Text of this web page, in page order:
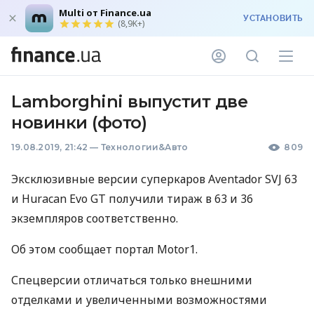
Multi от Finance.ua
(8,9K+) УСТАНОВИТЬ
Lamborghini выпустит две
новинки (фото)
19.08.2019, 21:42 — Технологии&Авто 809
Эксклюзивные версии суперкаров AventadorSVJ 63
и Huracan Evo GT получили тираж в 63 и 36
экземпляров соответственно.
Об этом сообщает портал Motor1.
Спецверсии отличаться только внешними
отделками и увеличенными возможностями